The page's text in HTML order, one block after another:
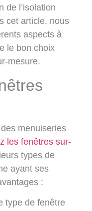
de l’isolation
cet article, nous
aspects à
le bon choix
mesure.
menuiseries
les fenêtres sur-
types de
ayant ses
:
type de fenêtre